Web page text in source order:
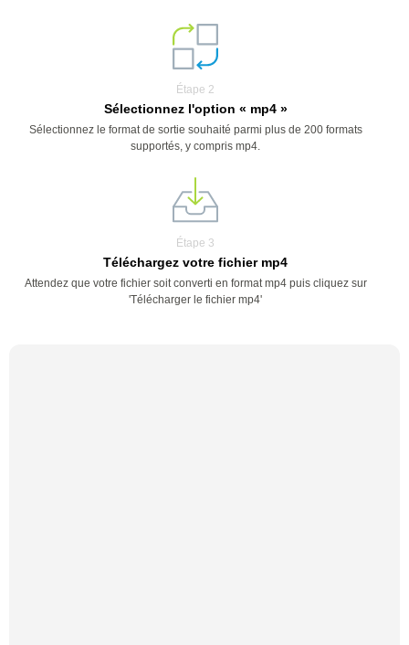
Étape 2
Sélectionnez l'option « mp4 »
Sélectionnez le format de sortie souhaité parmi plus de 200 formats
supportés, y compris mp4.
Étape 3
Téléchargez votre fichier mp4
Attendez que votre fichier soit converti en format mp4 puis cliquez sur
'Télécharger le fichier mp4'